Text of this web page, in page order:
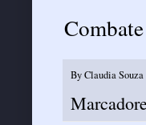
ByClaudia Souza